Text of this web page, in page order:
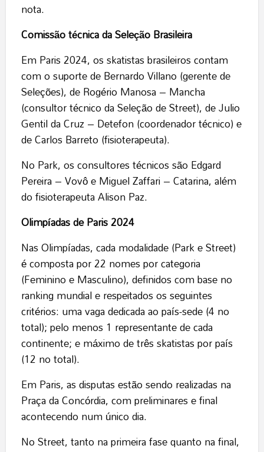
nota.
Comissão técnica da Seleção Brasileira
Em Paris 2024, os skatistas brasileiros contam
com o suporte de Bernardo Villano (gerente de
Seleções), de Rogério Manosa – Mancha
(consultor técnico da Seleção de Street), de Julio
Gentil da Cruz – Detefon (coordenador técnico) e
de Carlos Barreto (fisioterapeuta).
No Park, os consultores técnicos são Edgard
Pereira – Vovô e Miguel Zaffari – Catarina, além
do fisioterapeuta Alison Paz.
Olimpíadas de Paris 2024
Nas Olimpíadas, cada modalidade (Park e Street)
é composta por 22 nomes por categoria
(Feminino e Masculino), definidos com base no
ranking mundial e respeitados os seguintes
critérios: uma vaga dedicada ao país-sede (4 no
total); pelo menos 1 representante de cada
continente; e máximo de três skatistas por país
(12 no total).
Em Paris, as disputas estão sendo realizadas na
Praça da Concórdia, com preliminares e final
acontecendo num único dia.
No Street, tanto na primeira fase quanto na final,